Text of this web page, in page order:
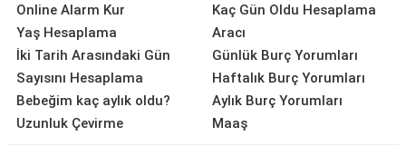
Online Alarm Kur
Yaş Hesaplama
İki Tarih Arasındaki Gün
Sayısını Hesaplama
Bebeğim kaç aylık oldu?
Uzunluk Çevirme
Kaç Gün Oldu Hesaplama
Aracı
Günlük Burç Yorumları
Haftalık Burç Yorumları
Aylık Burç Yorumları
Maaş